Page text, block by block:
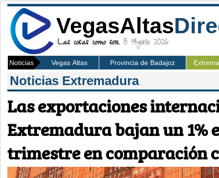
VegasAltas
Las cosas como son. 8 Agosto 2026
Noticias Vegas Altas Provincia de Badajoz
Noticias Extremadura
Las exportaciones
Extremadura bajan un 1%
trimestre en comparación